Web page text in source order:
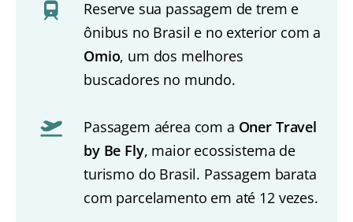
Reserve sua passagem de trem e
ônibus no Brasil e no exterior com a
Omio, um dos melhores
buscadores no mundo.
Passagem aérea com a Oner Travel
by Be Fly, maior ecossistema de
turismo do Brasil. Passagem barata
com parcelamento em até 12 vezes.